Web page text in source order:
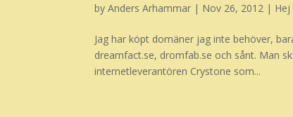
byAnders Arhammar | Nov 26, 2012 |
Jag har köpt domäner jag inte behöver,
dreamfact.se, dromfab.se och sånt. Man
internetleverantören Crystone som...